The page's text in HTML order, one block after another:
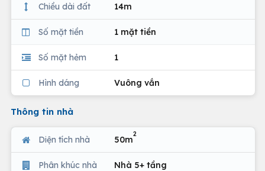
Chiều dài đất 14m
Số mặt tiền 1 mặt tiền
Số mặt hẻm 1
Hình dáng Vuông vắn
Thông tin nhà
Diện tích nhà 50m
2
Phân khúc nhà Nhà 5+ tầng